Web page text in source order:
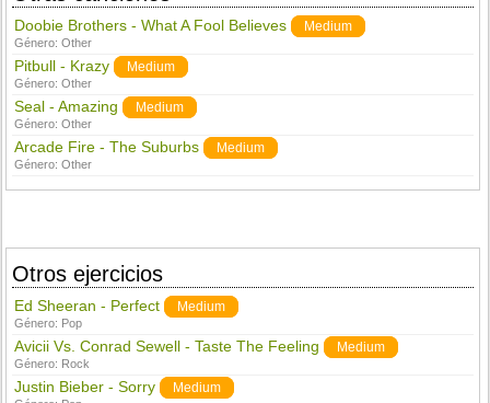
Doobie Brothers - What A Fool Believes Medium
Género:Other
Pitbull - Krazy Medium
Género:Other
Seal - Amazing Medium
Género:Other
Arcade Fire - The Suburbs Medium
Género:Other
Otros ejercicios
Ed Sheeran - Perfect Medium
Género: Pop
Avicii Vs. Conrad Sewell - Taste The Feeling Medium
Género: Rock
Justin Bieber - Sorry Medium